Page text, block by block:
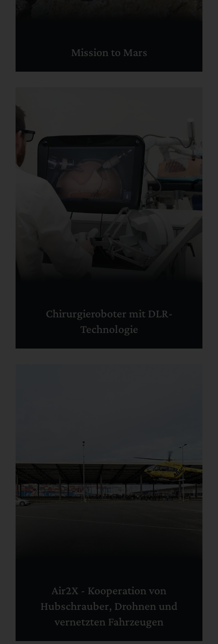
Mission to Mars
Chirurgieroboter mit DLR-
Technologie
Air2X - Kooperation von
Hubschrauber, Drohnen und
vernetzten Fahrzeugen